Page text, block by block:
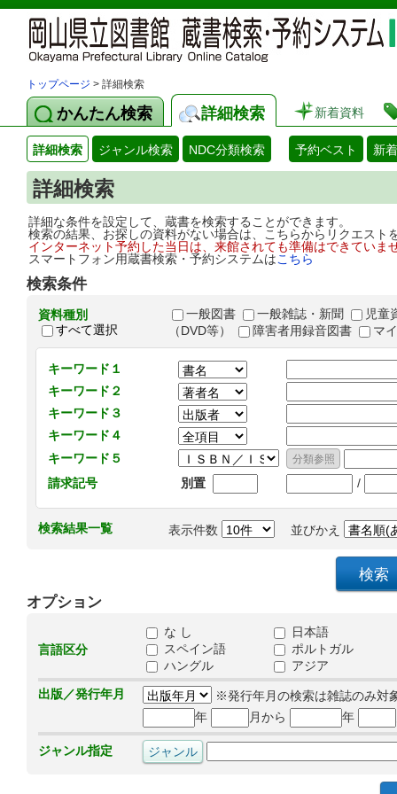
トップページ > 詳細検索
かんたん検索 詳細検索 新着資料
詳細検索 ジャンル検索 NDC分類検索 予約ベスト 新
詳細検索
詳細な条件を設定して、蔵書を検索することができます。
検索の結果、お探しの資料がない場合は、こちらからリクエス
インターネット予約した当日は、来館されても準備はできてい
スマートフォン用蔵書検索・予約システムはこちら
検索条件
資料種別
すべて選択
一般図書 一般雑誌・新聞
児童
（DVD等）
障害者用録音図書 マ
キーワード１
キーワード２
キーワード３
キーワード４
キーワード５
請求記号
別置 /
検索結果一覧 表示件数 並びかえ
オプション
言語区分
な し
日本語
スペイン語
ポルトガル
ハングル
アジア
出版／発行年月
※発行年月の検索は雑誌のみ対
年
月から 年
ジャンル指定